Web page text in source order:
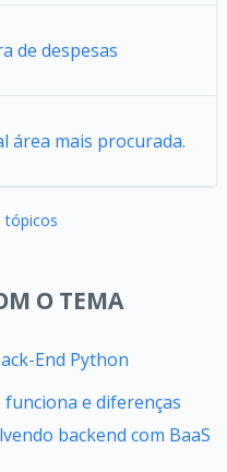
de despesas
área mais procurada.
tópicos
O TEMA
End Python
funciona e diferenças
backend com BaaS